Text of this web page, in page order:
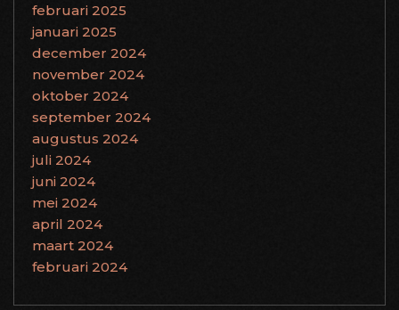
februari 2025
januari 2025
december 2024
november 2024
oktober 2024
september 2024
augustus 2024
juli 2024
juni 2024
mei 2024
april 2024
maart 2024
februari 2024